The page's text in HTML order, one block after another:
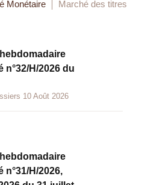
Monétaire Marché des titres
H/2026 du
10 Août 2026
H/2026,